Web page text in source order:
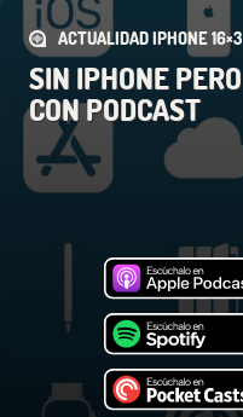
ACTUALIDAD IPHONE 16×3
SIN IPHONE PERO
CON PODCAST